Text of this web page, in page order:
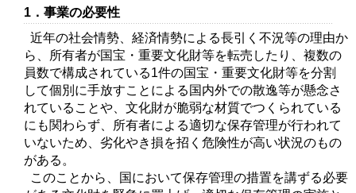
1．事業の必要性
近年の社会情勢、経済情勢による長引く不況等の理由か
ら、所有者が国宝・重要文化財等を転売したり、複数の
員数で構成されている1件の国宝・重要文化財等を分割
して個別に手放すことによる国内外での散逸等が懸念さ
れていることや、文化財が脆弱な材質でつくられている
にも関わらず、所有者による適切な保存管理が行われて
いないため、劣化やき損を招く危険性が高い状況のもの
がある。
このことから、国において保存管理の措置を講ずる必要